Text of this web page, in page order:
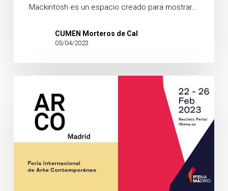
Mackintosh es un espacio creado para mostrar…
CUMEN Morteros de Cal
05/04/2023
Madrid